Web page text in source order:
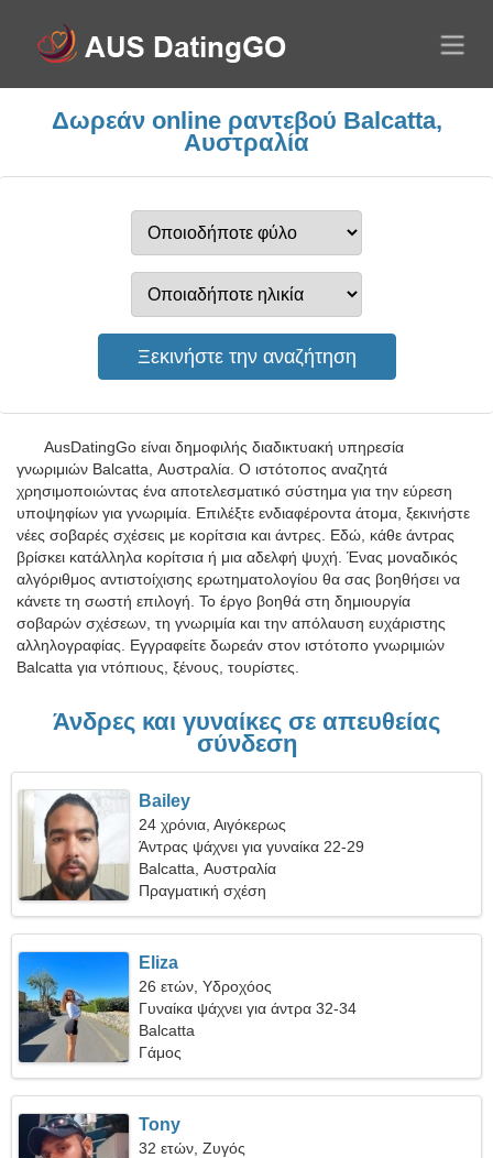
Δωρεάν online ραντεβού Balcatta,
Αυστραλία
AusDatingGo είναι δημοφιλής διαδικτυακή υπηρεσία
γνωριμιών Balcatta, Αυστραλία. Ο ιστότοπος αναζητά
χρησιμοποιώντας ένα αποτελεσματικό σύστημα για την εύρεση
υποψηφίων για γνωριμία. Επιλέξτε ενδιαφέροντα άτομα, ξεκινήστε
νέες σοβαρές σχέσεις με κορίτσια και άντρες. Εδώ, κάθε άντρας
βρίσκει κατάλληλα κορίτσια ή μια αδελφή ψυχή. Ένας μοναδικός
αλγόριθμος αντιστοίχισης ερωτηματολογίου θα σας βοηθήσει να
κάνετε τη σωστή επιλογή. Το έργο βοηθά στη δημιουργία
σοβαρών σχέσεων, τη γνωριμία και την απόλαυση ευχάριστης
αλληλογραφίας. Εγγραφείτε δωρεάν στον ιστότοπο γνωριμιών
Balcatta για ντόπιους, ξένους, τουρίστες.
Άνδρες και γυναίκες σε απευθείας
σύνδεση
Bailey
24 χρόνια, Αιγόκερως
Άντρας ψάχνει για γυναίκα 22-29
Balcatta, Αυστραλία
Πραγματική σχέση
Eliza
26 ετών, Υδροχόος
Γυναίκα ψάχνει για άντρα 32-34
Balcatta
Γάμος
Tony
32 ετών, Ζυγός